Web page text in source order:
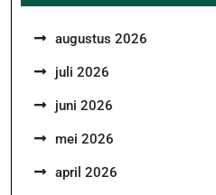
augustus 2026
juli 2026
juni 2026
mei 2026
april 2026